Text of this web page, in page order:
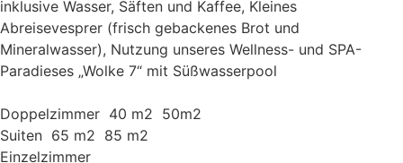
inklusive Wasser, Säften und Kaffee, Kleines
Abreisevesprer (frisch gebackenes Brot und
Mineralwasser), Nutzung unseres Wellness- und SPA-
Paradieses „Wolke 7“ mit Süßwasserpool
Doppelzimmer  40 m2  50m2
Suiten  65 m2  85 m2
Einzelzimmer